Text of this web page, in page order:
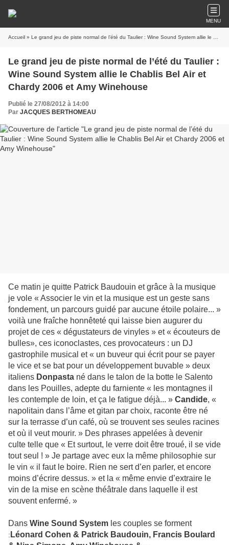
MENU
Accueil » Le grand jeu de piste normal de l’été du Taulier : Wine Sound System allie le Chablis Bel Air et Chardy 2006 et Amy Winehouse
Le grand jeu de piste normal de l’été du Taulier :
Wine Sound System allie le Chablis Bel Air et
Chardy 2006 et Amy Winehouse
Publié le 27/08/2012 à 14:00
Par JACQUES BERTHOMEAU
Ce matin je quitte Patrick Baudouin et grâce à la musique
je vole « Associer le vin et la musique est un geste sans
fondement, un parcours guidé par aucune étoile polaire... »
voilà une fraîche honnêteté qui laisse bien augurer du
projet de ces « dégustateurs de vinyles » et « écouteurs de
bulles», ces iconoclastes, ces provocateurs : un DJ
gastrophile musical et « un buveur qui écrit pour se payer
le vice et se bat pour un développement buvable » deux
italiens Donpasta né dans le talon de la botte le Salento
dans les Pouilles, adepte du farniente « les montagnes il
les contemple de loin, et ça le fatigue déjà... » Candide, «
napolitain dans l’âme et gitan par choix, raconte être né
sur la terrasse d’un café, où se trouvent ses seules racines
et où il veut mourir. » Des phrases appelées à devenir
culte telle que « Et surtout, le verre doit être troué, il se vide
tout seul ! » Je partage avec eux la même philosophie sur
le vin « il faut le boire. Rien ne sert d’en parler, et encore
moins d’écrire dessus. » et la « même envie d’extraire le
vin de la mise en scène théâtrale dans laquelle il est
souvent enfermé. »
Dans Wine Sound System les couples se forment
: Léonard Cohen & Patrick Baudouin, Francis Boulard